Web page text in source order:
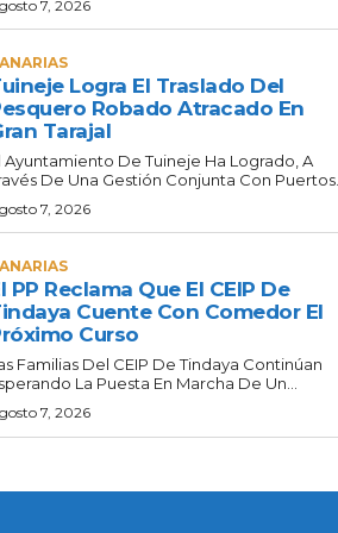
7, 2026
Logra El Traslado Del
Robado Atracado En
Tarajal
Ayuntamiento De Tuineje Ha Logrado, A
De Una Gestión Conjunta Con Puertos...
7, 2026
PP Reclama Que El CEIP De
Cuente Con Comedor El
Curso
Familias Del CEIP De Tindaya Continúan
La Puesta En Marcha De Un...
7, 2026